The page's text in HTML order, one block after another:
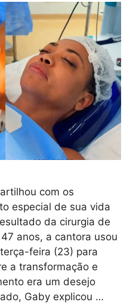
com os
especial de sua vida
da cirurgia de
anos, a cantora usou
feira (23) para
a transformação e
era um desejo
Gaby explicou …